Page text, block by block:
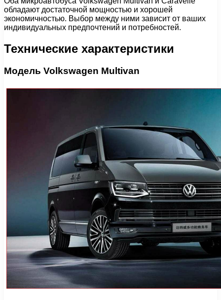
обладают достаточной мощностью и хорошей
экономичностью. Выбор между ними зависит от ваших
индивидуальных предпочтений и потребностей.
Технические характеристики
Модель Volkswagen Multivan